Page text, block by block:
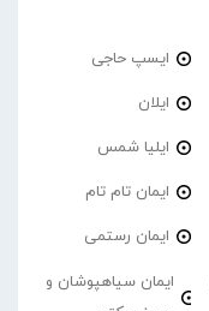
ایسپ حاجی
ایلان
ایلیا شمس
ایمان تام تام
ایمان رستمی
ایمان سیاهپوشان و